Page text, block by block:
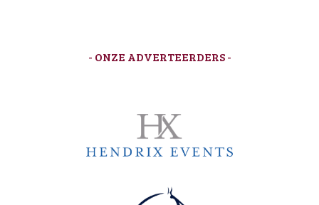
- ONZE ADVERTEERDERS -